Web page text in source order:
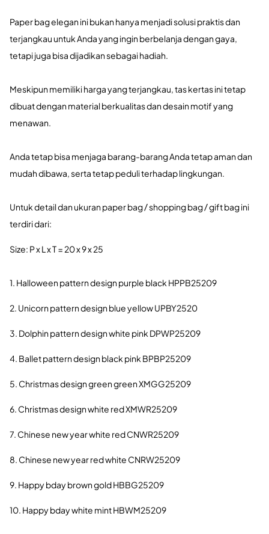
Paper bag elegan ini bukan hanya menjadi solusi praktis dan
terjangkau untuk Anda yang ingin berbelanja dengan gaya,
tetapi juga bisa dijadikan sebagai hadiah.
Meskipun memiliki harga yang terjangkau, tas kertas ini tetap
dibuat dengan material berkualitas dan desain motif yang
menawan.
Anda tetap bisa menjaga barang-barang Anda tetap aman dan
mudah dibawa, serta tetap peduli terhadap lingkungan.
Untuk detail dan ukuran paper bag / shopping bag / gift bag ini
terdiri dari:
Size: P x L x T = 20 x 9 x 25
1. Halloween pattern design purple black HPPB25209
2. Unicorn pattern design blue yellow UPBY2520
3. Dolphin pattern design white pink DPWP25209
4. Ballet pattern design black pink BPBP25209
5. Christmas design green green XMGG25209
6. Christmas design white red XMWR25209
7. Chinese new year white red CNWR25209
8. Chinese new year red white CNRW25209
9. Happy bday brown gold HBBG25209
10. Happy bday white mint HBWM25209